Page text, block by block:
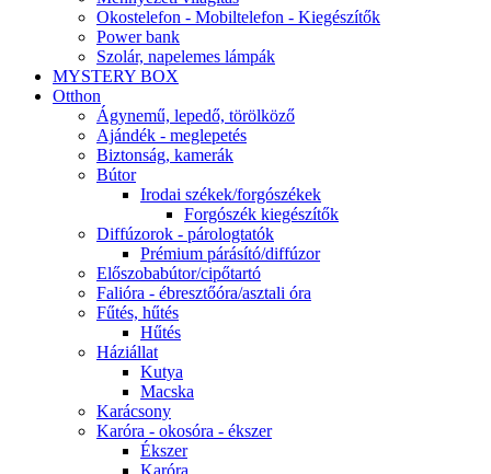
Okostelefon - Mobiltelefon - Kiegészítők
Power bank
Szolár, napelemes lámpák
MYSTERY BOX
Otthon
Ágynemű, lepedő, törölköző
Ajándék - meglepetés
Biztonság, kamerák
Bútor
Irodai székek/forgószékek
Forgószék kiegészítők
Diffúzorok - párologtatók
Prémium párásító/diffúzor
Előszobabútor/cipőtartó
Falióra - ébresztőóra/asztali óra
Fűtés, hűtés
Hűtés
Háziállat
Kutya
Macska
Karácsony
Karóra - okosóra - ékszer
Ékszer
Karóra